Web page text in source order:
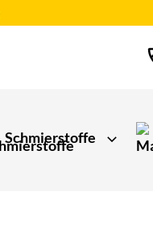
Schmierstoffe